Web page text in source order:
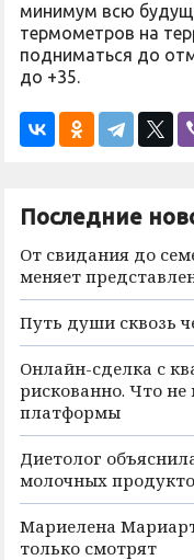
минимум всю
термометров на
подниматься до
до +35.
Последние
От свидания до
меняет
Путь души сквозь
Онлайн-сделка с
рискованно. Что
платформы
Диетолог
молочных
Мариелена
только смотрят